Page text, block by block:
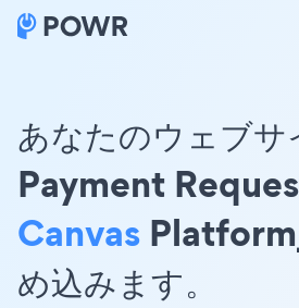
あなたのウェブ
Payment
Canvas
め込みます。